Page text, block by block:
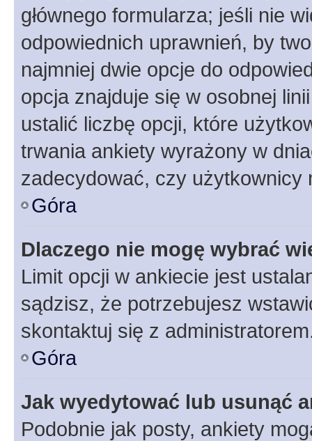
głównego formularza; jeśli nie
odpowiednich uprawnień, by
najmniej dwie opcje do
opcja znajduje się w osobnej
ustalić liczbę opcji, które
trwania ankiety wyrażony w
zadecydować, czy użytkownicy
Góra
Dlaczego nie mogę wybrać
Limit opcji w ankiecie jest
sądzisz, że potrzebujesz
skontaktuj się z
Góra
Jak wyedytować lub usunąć
Podobnie jak posty, ankiety